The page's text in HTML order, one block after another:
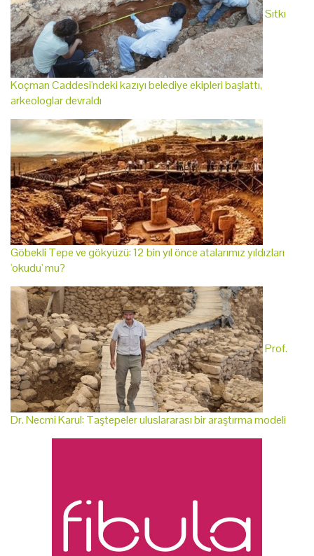
Sıtkı
Koçman Caddesi'ndeki kazıyı belediye ekipleri başlattı,
arkeologlar devraldı
Göbekli Tepe ve gökyüzü: 12 bin yıl önce atalarımız yıldızları
'okudu' mu?
Prof.
Dr. Necmi Karul: Taştepeler uluslararası bir araştırma modeli